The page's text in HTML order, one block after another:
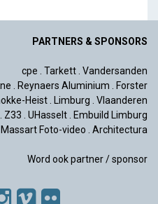
PARTNERS & SPONSORS
cpe Tarkett Vandersanden
Reynaers Aluminium
Forster
Heist Limburg
Vlaanderen
Z33 UHasselt
Embuild Limburg
Foto-video
Architectura
Word ook partner / sponsor